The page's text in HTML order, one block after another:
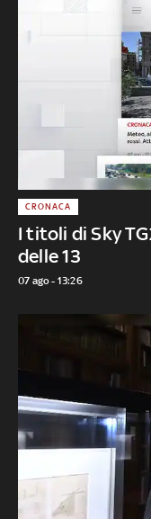
I titoli di Sky
delle 13
CRONACA
07 ago - 13:26